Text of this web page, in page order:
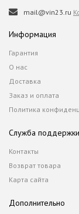
mail@vin23.ru
Информация
Гарантия
О нас
Доставка
Заказ и оплата
Политика
Служба поддержки
Контакты
Возврат товара
Карта сайта
Дополнительно